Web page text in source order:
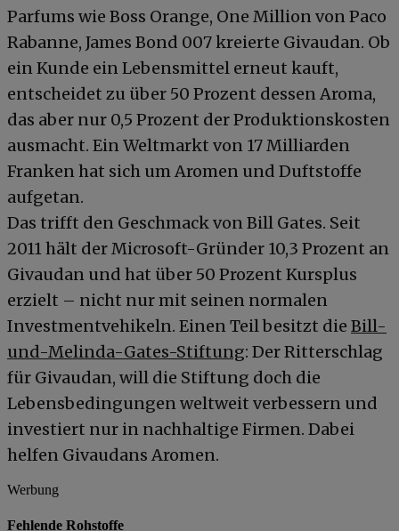
Parfums wie Boss Orange, One Million von Paco
Rabanne, James Bond 007 kreierte Givaudan. Ob
ein Kunde ein Lebensmittel erneut kauft,
entscheidet zu über 50 Prozent dessen Aroma,
das aber nur 0,5 Prozent der Produktionskosten
ausmacht. Ein Weltmarkt von 17 Milliarden
Franken hat sich um Aromen und Duftstoffe
aufgetan.
Das trifft den Geschmack von Bill Gates. Seit
2011 hält der Microsoft-Gründer 10,3 Prozent an
Givaudan und hat über 50 Prozent Kursplus
erzielt – nicht nur mit seinen normalen
Investmentvehikeln. Einen Teil besitzt die Bill-
und-Melinda-Gates-Stiftung: Der Ritterschlag
für Givaudan, will die Stiftung doch die
Lebensbedingungen weltweit verbessern und
investiert nur in nachhaltige Firmen. Dabei
helfen Givaudans Aromen.
Werbung
Fehlende Rohstoffe